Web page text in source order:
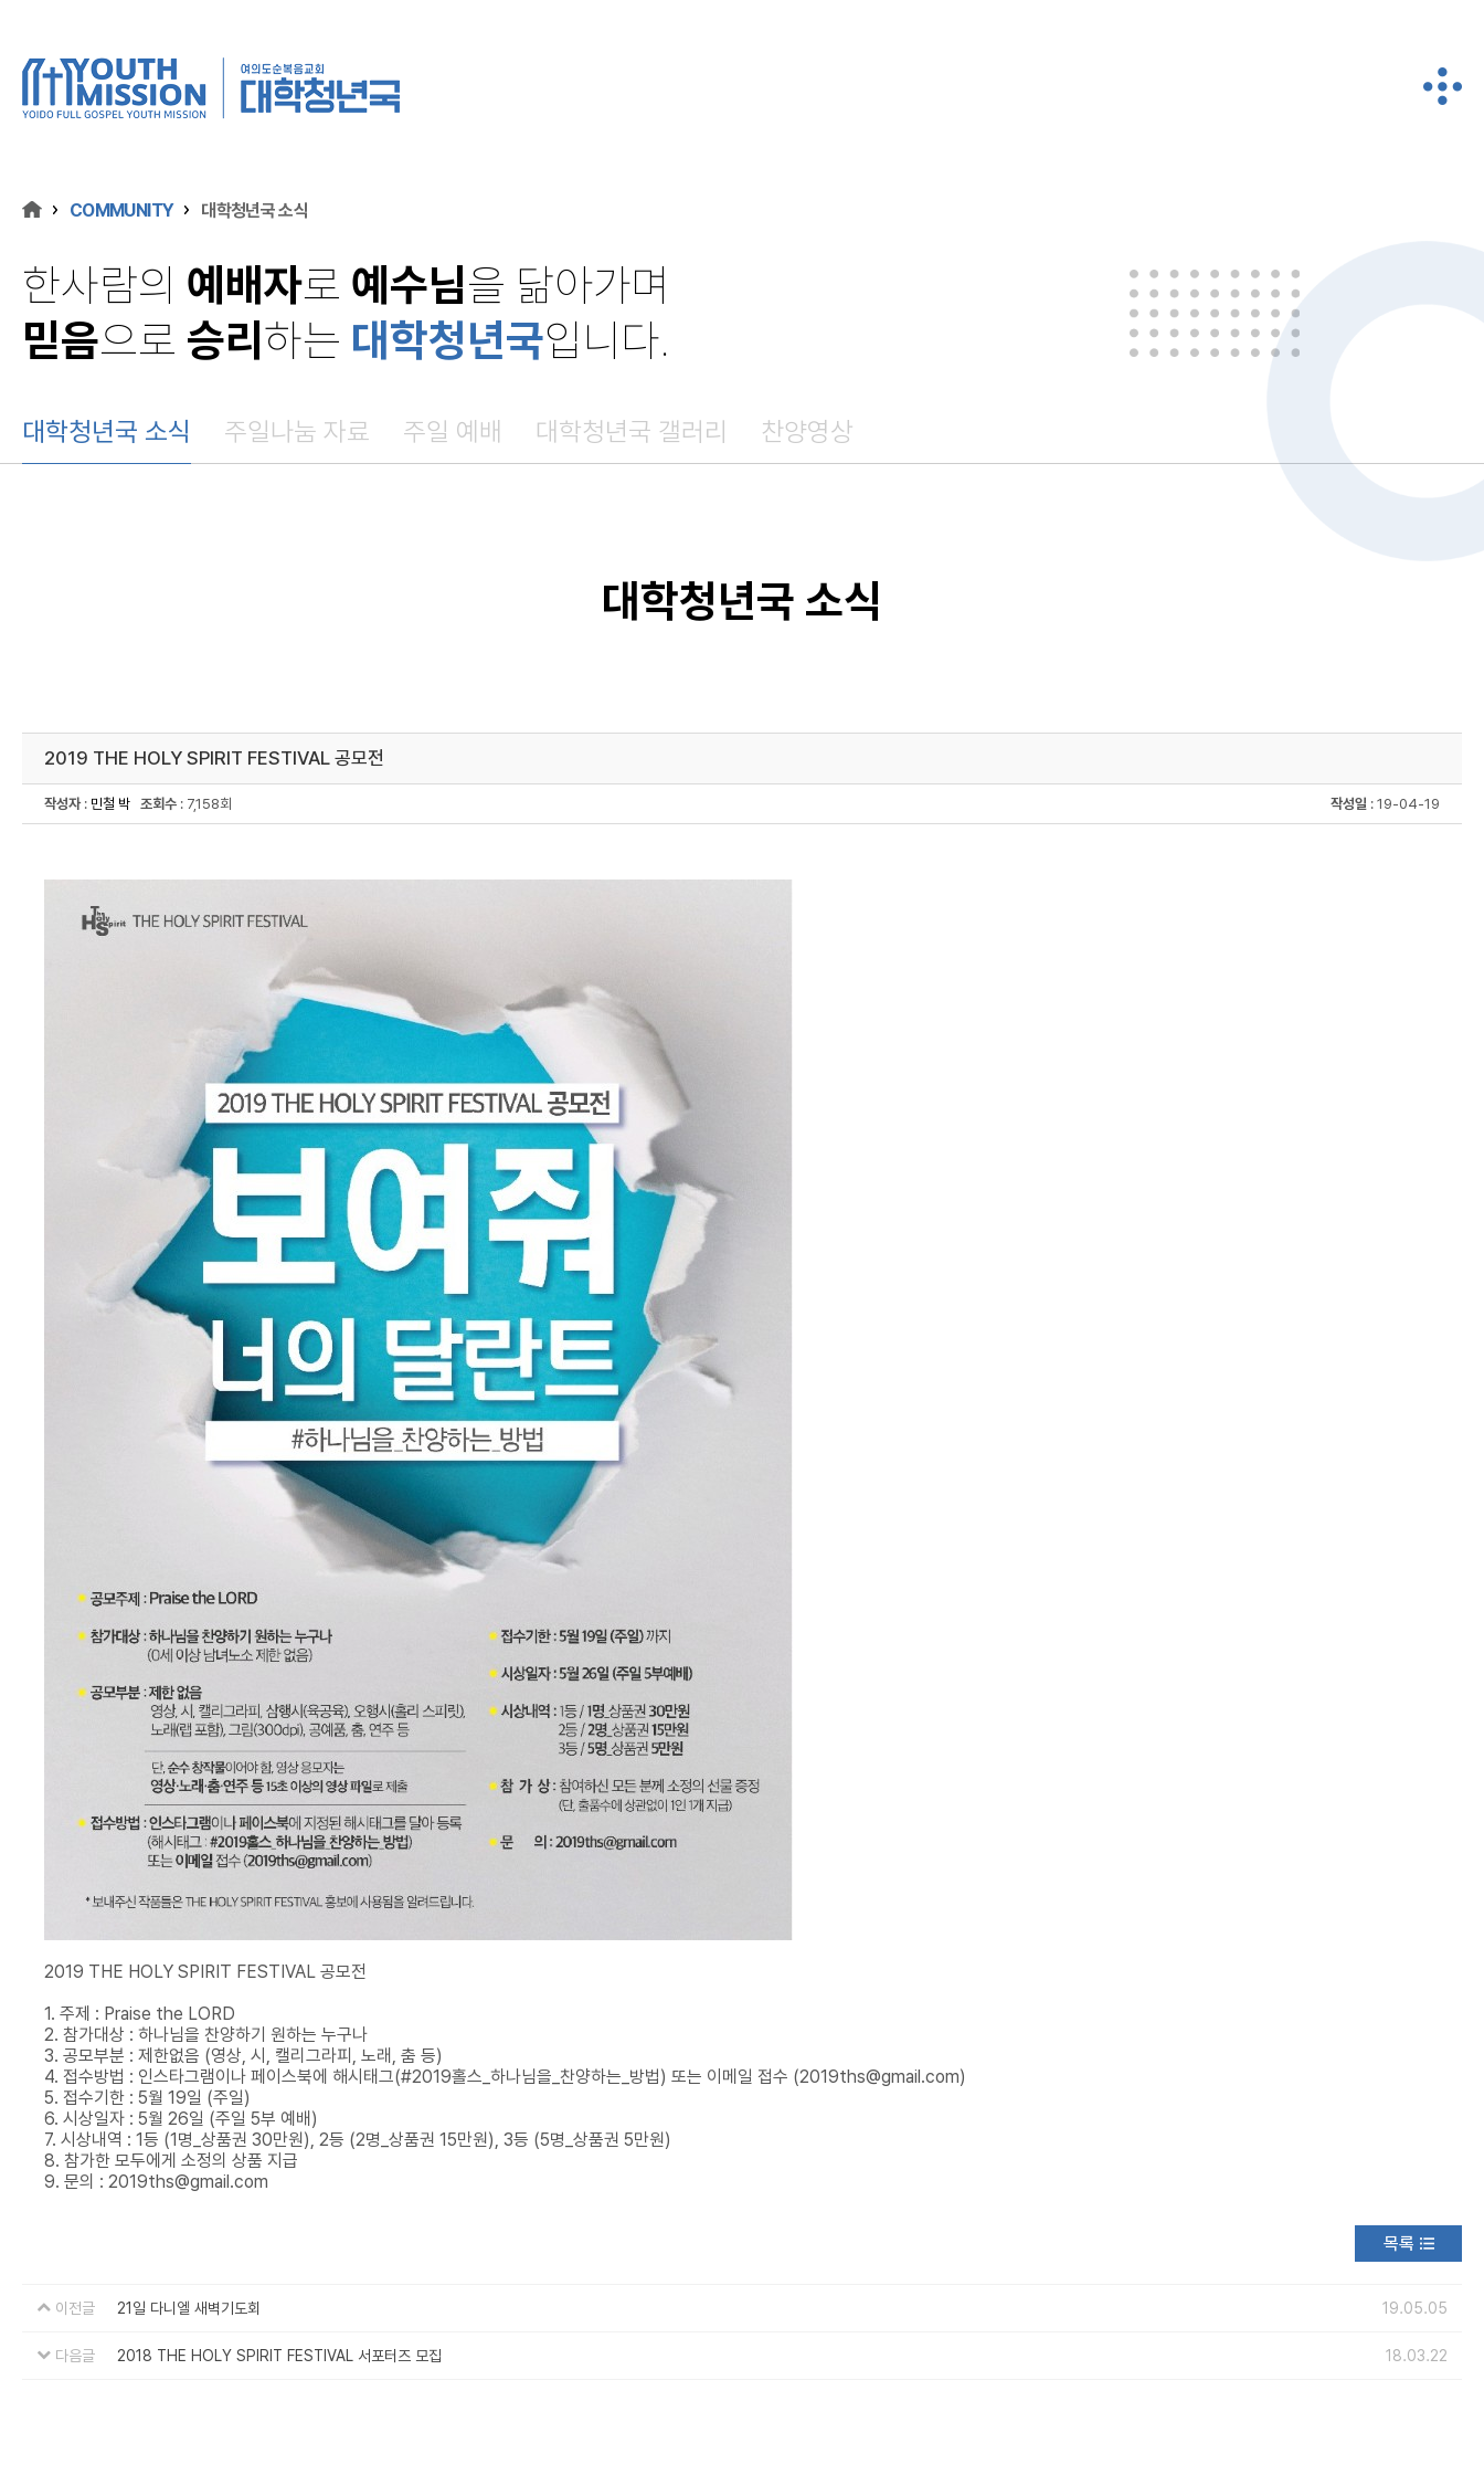
COMMUNITY 대학청년국 소식
한사람의 예배자로 예수님을 닮아가며
믿음으로 승리 하는 대학청년국입니다.
대학청년국 소식 주일나눔 자료 주일 예배 대학청년국 갤러리 찬양영상
대학청년국 소식
2019 THE HOLY SPIRIT FESTIVAL 공모전
작성자: 민철 박 조회수 : 7,158회 작성일 : 19-04-19
2019 THE HOLY SPIRIT FESTIVAL 공모전
1. 주제 : Praise the LORD
2. 참가대상 : 하나님을 찬양하기 원하는 누구나
3. 공모부분 : 제한없음 (영상, 시, 캘리그라피, 노래, 춤 등)
4. 접수방법 : 인스타그램이나 페이스북에 해시태그(#2019홀스_하나님을_찬양하는_방법) 또는 이메일 접수 (2019ths@gmail.com)
5. 접수기한 : 5월 19일 (주일)
6. 시상일자 : 5월 26일 (주일 5부 예배)
7. 시상내역 : 1등 (1명_상품권 30만원), 2등 (2명_상품권 15만원), 3등 (5명_상품권 5만원)
8. 참가한 모두에게 소정의 상품 지급
9. 문의 : 2019ths@gmail.com
목록
이전글 21일 다니엘 새벽기도회 19.05.05
다음글 2018 THE HOLY SPIRIT FESTIVAL 서포터즈 모집 18.03.22